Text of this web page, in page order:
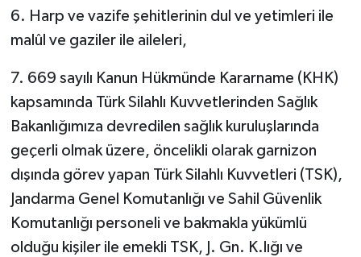
6. Harp ve vazife şehitlerinin dul ve yetimleri ile
malûl ve gaziler ile aileleri,
7. 669 sayılı Kanun Hükmünde Kararname (KHK)
kapsamında Türk Silahlı Kuvvetlerinden Sağlık
Bakanlığımıza devredilen sağlık kuruluşlarında
geçerli olmak üzere, öncelikli olarak garnizon
dışında görev yapan Türk Silahlı Kuvvetleri (TSK),
Jandarma Genel Komutanlığı ve Sahil Güvenlik
Komutanlığı personeli ve bakmakla yükümlü
olduğu kişiler ile emekli TSK, J. Gn. K.lığı ve